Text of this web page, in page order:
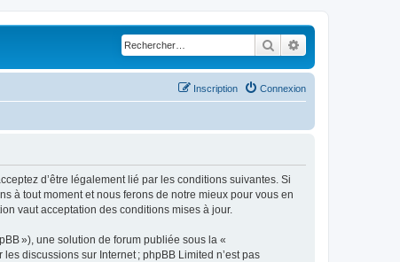
Rechercher
Connexion
Inscription
d’être légalement lié par les conditions suivantes. Si
à tout moment et nous ferons de notre mieux pour vous en
vaut acceptation des conditions mises à jour.
»), une solution de forum publiée sous la «
discussions sur Internet ; phpBB Limited n’est pas